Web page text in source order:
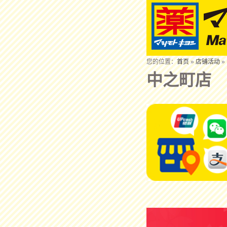
您的位置：首页»店铺活动»
中之町店